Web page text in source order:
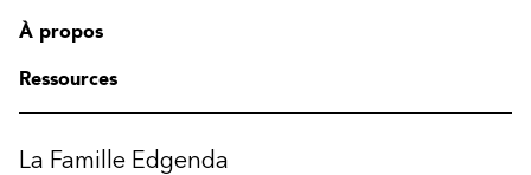
À propos
Ressources
La Famille Edgenda